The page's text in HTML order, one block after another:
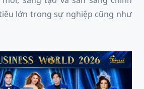
lớn trong sự nghiệp cũng như